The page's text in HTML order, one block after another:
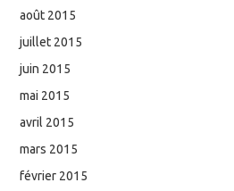
août 2015
juillet 2015
juin 2015
mai 2015
avril 2015
mars 2015
février 2015